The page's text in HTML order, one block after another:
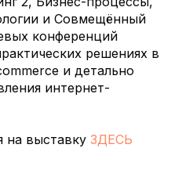
и Совмещённый
конференций
решениях в
и детально
интернет-
на выставку ЗДЕСЬ